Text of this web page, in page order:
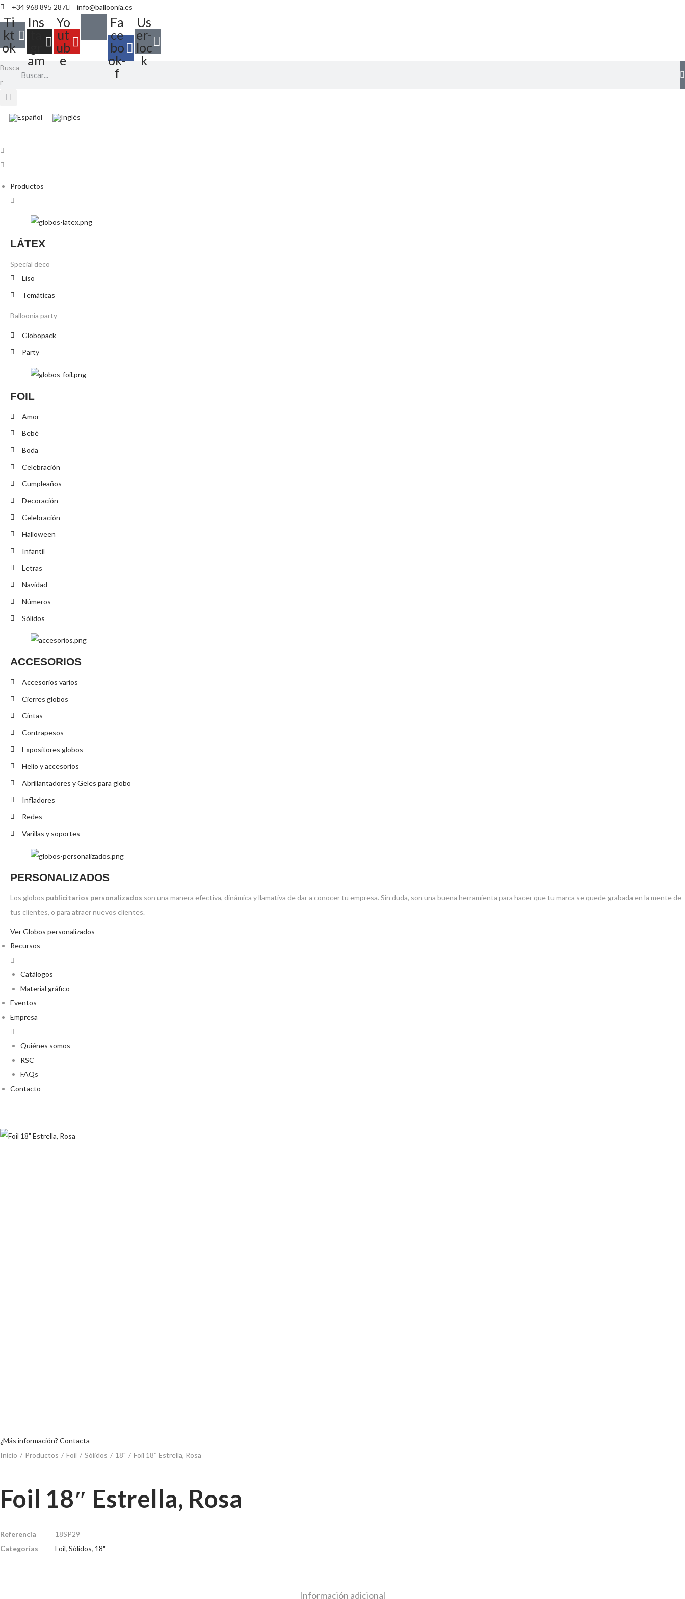
+34 968 895 287 info@balloonia.es
Ti
kt
ok
Ins
am
Yo
ut
ub
e
Fa
ce
bo
ok-
f
Us
er-
loc
k
Busca
r
Productos
LÁTEX
Special deco
Liso
Temáticas
Balloonia party
Globopack
Party
FOIL
Amor
Bebé
Boda
Celebración
Cumpleaños
Decoración
Celebración
Halloween
Infantil
Letras
Navidad
Números
Sólidos
ACCESORIOS
Accesorios varios
Cierres globos
Cintas
Contrapesos
Expositores globos
Helio y accesorios
Abrillantadores y Geles para globo
Infladores
Redes
Varillas y soportes
PERSONALIZADOS
Los globos publicitarios personalizados son una manera efectiva, dinámica y llamativa de dar a conocer tu empresa. Sin duda, son una buena herramienta para hacer que tu marca se quede grabada en la mente de
tus clientes, o para atraer nuevos clientes.
Ver Globos personalizados
Recursos
Catálogos
Material gráfico
Eventos
Empresa
Quiénes somos
RSC
FAQs
Contacto
¿Más información? Contacta
Inicio / Productos / Foil / Sólidos / 18" / Foil 18″ Estrella, Rosa
Foil 18″ Estrella, Rosa
Referencia
18SP29
Categorías
Foil, Sólidos, 18"
Información adicional